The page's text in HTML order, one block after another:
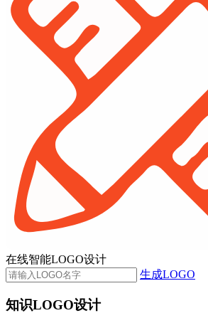
在线智能LOGO设计
生成LOGO
知识LOGO设计